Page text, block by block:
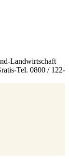
Landwirtschaft
Tel. 0800 / 122-